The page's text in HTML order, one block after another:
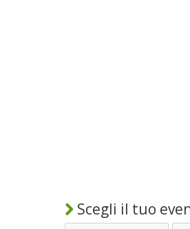
Scegli il tuo